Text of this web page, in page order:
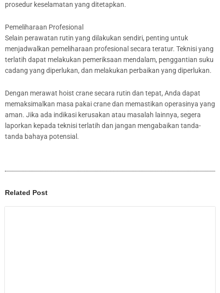
prosedur keselamatan yang ditetapkan.
Pemeliharaan Profesional
Selain perawatan rutin yang dilakukan sendiri, penting untuk
menjadwalkan pemeliharaan profesional secara teratur. Teknisi yang
terlatih dapat melakukan pemeriksaan mendalam, penggantian suku
cadang yang diperlukan, dan melakukan perbaikan yang diperlukan.
Dengan merawat hoist crane secara rutin dan tepat, Anda dapat
memaksimalkan masa pakai crane dan memastikan operasinya yang
aman. Jika ada indikasi kerusakan atau masalah lainnya, segera
laporkan kepada teknisi terlatih dan jangan mengabaikan tanda-
tanda bahaya potensial.
Related Post